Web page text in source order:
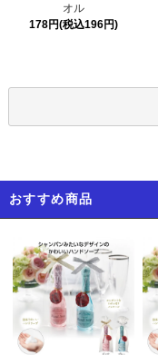
オル
178円(税込196円)
おすすめ商品